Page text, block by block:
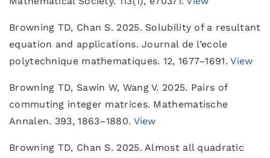
Browning TD, Chan S. 2025. Solubility of a resultant
equation and applications. Journal de l’ecole
polytechnique mathematiques. 12, 1677–1691.View
Browning TD, Sawin W, Wang V. 2025. Pairs of
commuting integer matrices. Mathematische
Annalen. 393, 1863–1880. View
Browning TD, Chan S. 2025. Almost all quadratic